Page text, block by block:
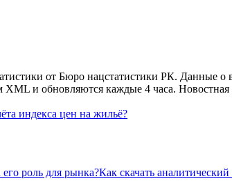
от Бюро нацстатистики РК. Данные
и обновляются каждые 4 часа. Новостная
индекса цен на жильё?
роль для рынка?Как скачать аналитический